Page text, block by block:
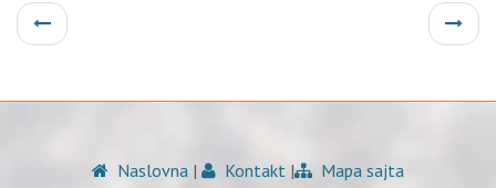
Naslovna | Kontakt | Mapa sajta